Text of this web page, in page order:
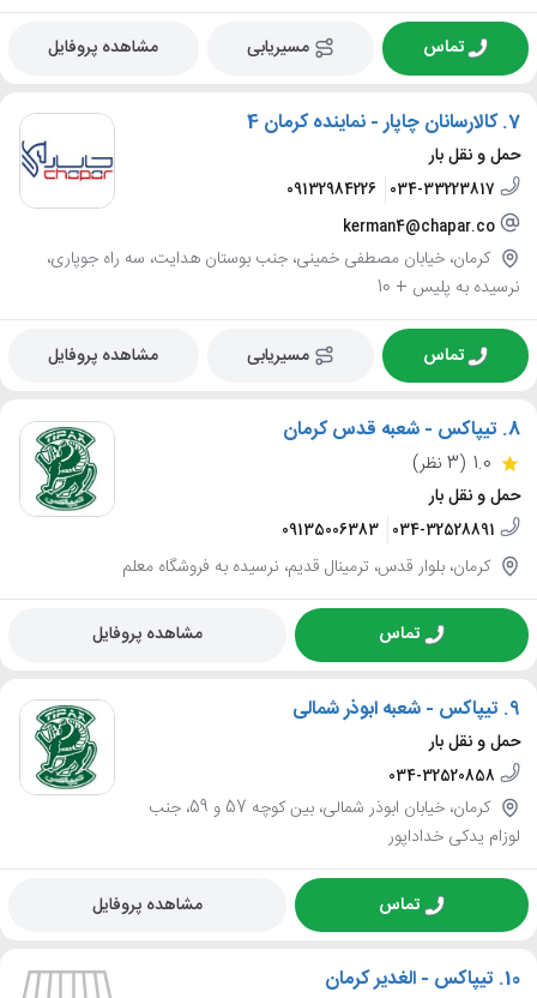
تماس مسیریابی مشاهده پروفایل
7. کالارسانان چاپار - نماینده کرمان 4
حمل و نقل بار
034-33223817
09132984226
kerman4@chapar.co
کرمان، خیابان مصطفی خمینی، جنب بوستان هدایت، سه راه جوپاری،
نرسیده به پلیس + 10
تماس مسیریابی مشاهده پروفایل
8. تیپاکس - شعبه قدس کرمان
1.0 (3 نظر)
حمل و نقل بار
034-32528891
09135006383
کرمان، بلوار قدس، ترمینال قدیم، نرسیده به فروشگاه معلم
تماس مشاهده پروفایل
9. تیپاکس - شعبه ابوذر شمالی
حمل و نقل بار
034-32520858
کرمان، خیابان ابوذر شمالی، بین کوچه 57 و 59، جنب
لوزام یدکی خداداپور
تماس مشاهده پروفایل
10. تیپاکس - الغدیر کرمان